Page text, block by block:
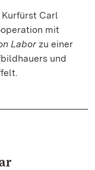
Carl
mit
Labor zu einer
und